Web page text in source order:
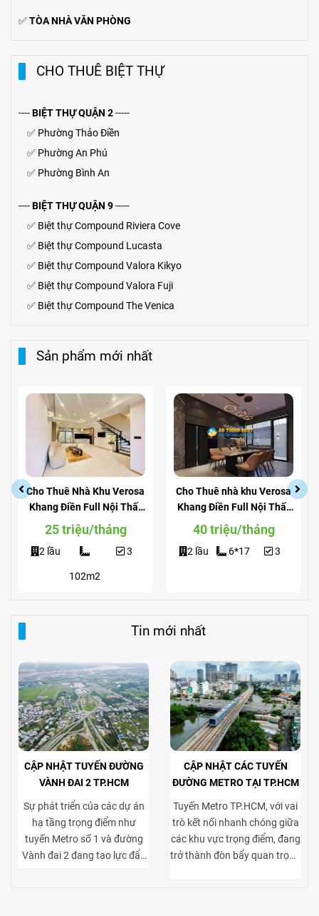
✅TÒA NHÀ VĂN PHÒNG
CHO THUÊ BIỆT THỰ
----BIỆT THỰ QUẬN 2-----
✅ Phường Thảo Điền
✅ Phường An Phú
✅ Phường Bình An
----BIỆT THỰ QUẬN 9-----
✅ Biệt thự Compound Riviera Cove
✅ Biệt thựCompound Lucasta
✅ Biệt thựCompound Valora Kikyo
✅ Biệt thự Compound Valora Fuji
✅ Biệt thự Compound The Venica
Sản phẩm mới nhất
Cho Thuê Nhà Khu Verosa
Khang Điền Full Nội Thất
Giá Siêu Rẻ
25 triệu/tháng
2 lầu
102m2
3
Cho Thuê nhà khu Verosa
Khang Điền Full Nội Thất
View Công Viên
40 triệu/tháng
2 lầu 6*17 3
Tin mới nhất
CẬP NHẬT TUYẾN ĐƯỜNG
VÀNH ĐAI 2 TP.HCM
Sự phát triển của các dự án
hạ tầng trọng điểm như
tuyến Metro số 1 và đường
Vành đai 2 đang tạo lực đẩy
CẬP NHẬT CÁC TUYẾN
ĐƯỜNG METRO TẠI TP.HCM
Tuyến Metro TP.HCM, với vai
trò kết nối nhanh chóng giữa
các khu vực trọng điểm, đang
trở thành đòn bẩy quan trọng